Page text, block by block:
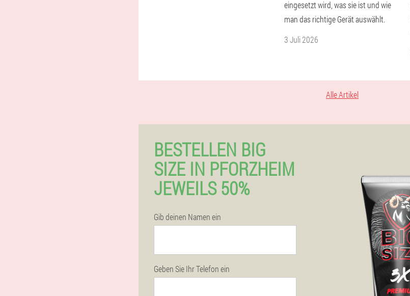
eingesetzt wird, was sie ist und wie
man das richtige Gerät auswählt.
3 Juli 2026
Alle Artikel
BESTELLEN BIG
SIZE IN PFORZHEIM
JEWEILS 50%
Gib deinen Namen ein
Geben Sie Ihr Telefon ein